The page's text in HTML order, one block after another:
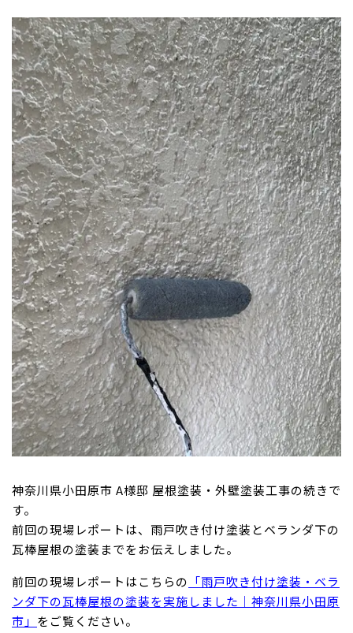
神奈川県小田原市 A様邸 屋根塗装・外壁塗装工事の続きで
す。
前回の現場レポートは、雨戸吹き付け塗装とベランダ下の
瓦棒屋根の塗装までをお伝えしました。
前回の現場レポートはこちらの 「雨戸吹き付け塗装・ベラ
ンダ下の瓦棒屋根の塗装を実施しました｜神奈川県小田原
市」 をご覧ください。